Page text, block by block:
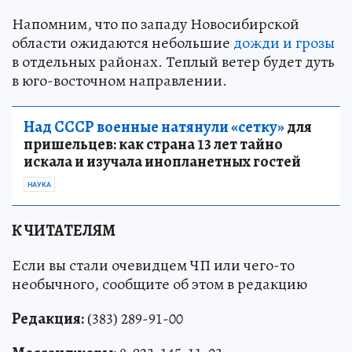
Напомним, что по западу Новосибирской
области ожидаются небольшие дожди и грозы
в отдельных районах. Теплый ветер будет дуть
в юго-восточном направлении.
Над СССР военные натянули «сетку»для
пришельцев: как страна 13 лет тайно
искала и изучала инопланетных гостей
НАУКА
К ЧИТАТЕЛЯМ
Если вы стали очевидцем ЧП или чего-то
необычного, сообщите об этом в редакцию
Редакция:(383) 289-91-00